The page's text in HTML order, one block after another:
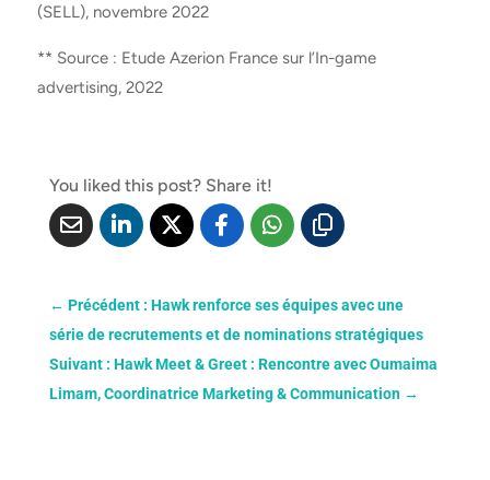
(SELL), novembre 2022
** Source : Etude Azerion France sur l’In-game
advertising, 2022
You liked this post? Share it!
← Précédent : Hawk renforce ses équipes avec une
série de recrutements et de nominations stratégiques
Suivant : Hawk Meet & Greet : Rencontre avec Oumaima
Limam, Coordinatrice Marketing & Communication→